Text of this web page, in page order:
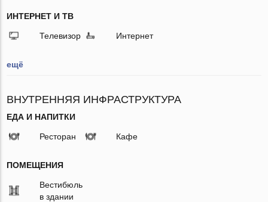
ИНТЕРНЕТ И ТВ
Телевизор Интернет
ещё
ВНУТРЕННЯЯ ИНФРАСТРУКТУРА
ЕДА И НАПИТКИ
Ресторан Кафе
ПОМЕЩЕНИЯ
Вестибюль
в здании